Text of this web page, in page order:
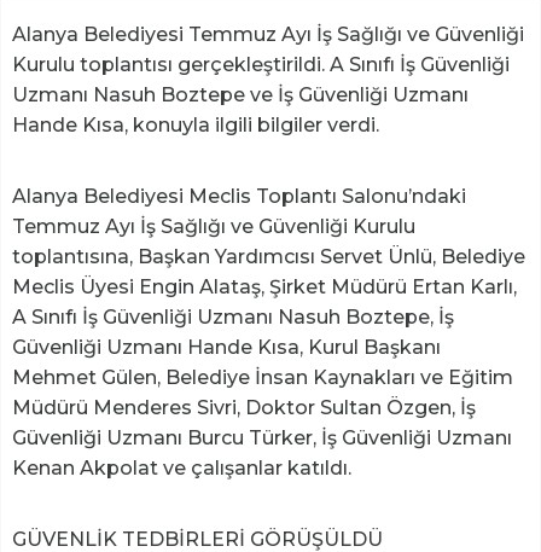
Alanya Belediyesi Temmuz Ayı İş Sağlığı ve Güvenliği
Kurulu toplantısı gerçekleştirildi. A Sınıfı İş Güvenliği
Uzmanı Nasuh Boztepe ve İş Güvenliği Uzmanı
Hande Kısa, konuyla ilgili bilgiler verdi.
Alanya Belediyesi Meclis Toplantı Salonu’ndaki
Temmuz Ayı İş Sağlığı ve Güvenliği Kurulu
toplantısına, Başkan Yardımcısı Servet Ünlü, Belediye
Meclis Üyesi Engin Alataş, Şirket Müdürü Ertan Karlı,
A Sınıfı İş Güvenliği Uzmanı Nasuh Boztepe, İş
Güvenliği Uzmanı Hande Kısa, Kurul Başkanı
Mehmet Gülen, Belediye İnsan Kaynakları ve Eğitim
Müdürü Menderes Sivri, Doktor Sultan Özgen, İş
Güvenliği Uzmanı Burcu Türker, İş Güvenliği Uzmanı
Kenan Akpolat ve çalışanlar katıldı.
GÜVENLİK TEDBİRLERİ GÖRÜŞÜLDÜ